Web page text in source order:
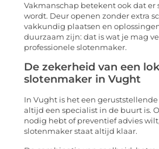
Vakmanschap betekent ook dat er
wordt. Deur openen zonder extra
vakkundig plaatsen en
duurzaam zijn: dat is wat je mag
professionele slotenmaker.
De zekerheid van een
slotenmaker in Vught
In Vught is het een
altijd een specialist in de buurt is.
nodig hebt of preventief advies
slotenmaker staat altijd klaar.